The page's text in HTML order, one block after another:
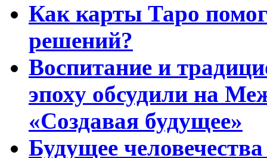
Как карты Таро
решений?
Воспитание и
эпоху обсудили на
«Создавая будущее»
Будущее